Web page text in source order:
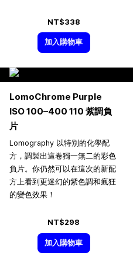
NT$338
加入購物車
LomoChrome Purple
ISO100–400 110 紫調負
片
Lomography 以特別的化學配
方，調製出這卷獨一無二的彩色
負片。你仍然可以在這次的新配
方上看到更迷幻的紫色調和瘋狂
的變色效果！
NT$298
加入購物車